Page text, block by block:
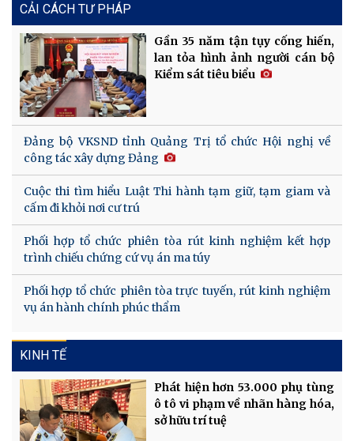
CẢI CÁCH TƯ PHÁP
Gần 35 năm tận tụy cống hiến,
lan tỏa hình ảnh người cán bộ
Kiểm sát tiêu biểu
Đảng bộ VKSND tỉnh Quảng Trị tổ chức Hội nghị về
công tác xây dựng Đảng
Cuộc thi tìm hiểu Luật Thi hành tạm giữ, tạm giam và
cấm đi khỏi nơi cư trú
Phối hợp tổ chức phiên tòa rút kinh nghiệm kết hợp
trình chiếu chứng cứ vụ án ma túy
Phối hợp tổ chức phiên tòa trực tuyến, rút kinh nghiệm
vụ án hành chính phúc thẩm
KINH TẾ
Phát hiện hơn 53.000 phụ tùng
ô tô vi phạm về nhãn hàng hóa,
sở hữu trí tuệ